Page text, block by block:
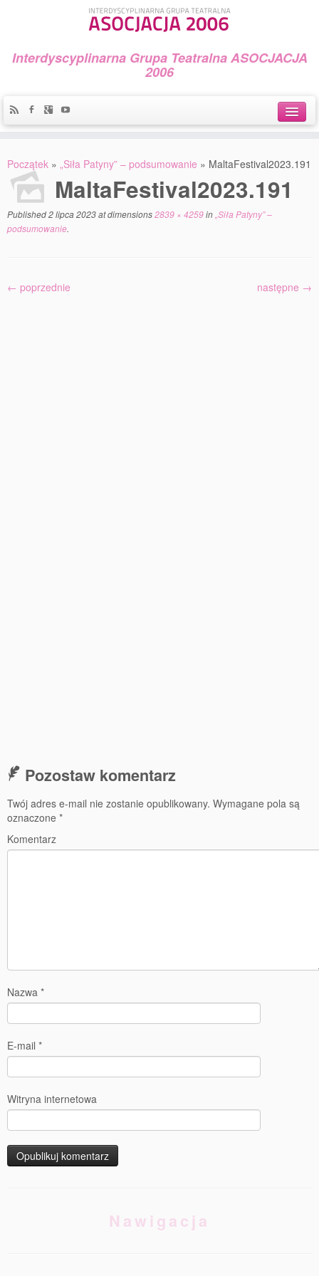
Interdyscyplinarna Grupa Teatralna ASOCJACJA
2006
Początek » „Siła Patyny” – podsumowanie » MaltaFestival2023.191
MaltaFestival2023.191
Published2 lipca 2023at dimensions2839 × 4259in „Siła Patyny” –
podsumowanie.
← poprzednie następne →
Pozostaw komentarz
Twój adres e-mail nie zostanie opublikowany. Wymagane pola są
oznaczone *
Komentarz
Nazwa *
E-mail *
Witryna internetowa
Nawigacja